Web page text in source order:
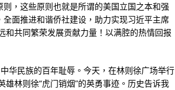
，这些原则也就是所谓的美国立国之本和强
面推进和谐侨社建设，助力实现习近平主席
共同繁荣发展贡献力量！以满腔的热情回报
华民族的百年耻辱。今天，在林则徐广场举行
林则徐“虎门销烟”的英勇事迹。历史告诉我